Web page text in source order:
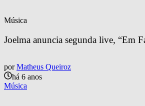
Música
Joelma anuncia segunda live, “Em
por Matheus Queiroz
há 6 anos
Música